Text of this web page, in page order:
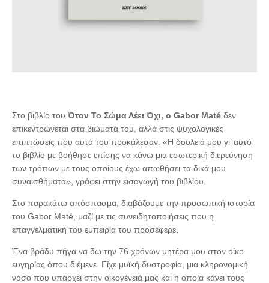
Στο βιβλίο του Όταν Το Σώμα Λέει Όχι, ο Gabor Maté δεν
επικεντρώνεται στα βιώματά του, αλλά στις ψυχολογικές
επιπτώσεις που αυτά του προκάλεσαν. «Η δουλειά μου γι’ αυτό
το βιβλίο με βοήθησε επίσης να κάνω μια εσωτερική διερεύνηση
των τρόπων με τους οποίους έχω απωθήσει τα δικά μου
συναισθήματα», γράφει στην εισαγωγή του βιβλίου.
Στο παρακάτω απόσπασμα, διαβάζουμε την προσωπική ιστορία
του Gabor Maté, μαζί με τις συνειδητοποιήσεις που η
επαγγελματική του εμπειρία του προσέφερε.
Ένα βράδυ πήγα να δω την 76 χρόνων μητέρα μου στον οίκο
ευγηρίας όπου διέμενε. Είχε μυϊκή δυστροφία, μια κληρονομική
νόσο που υπάρχει στην οικογένειά μας και η οποία κάνει τους